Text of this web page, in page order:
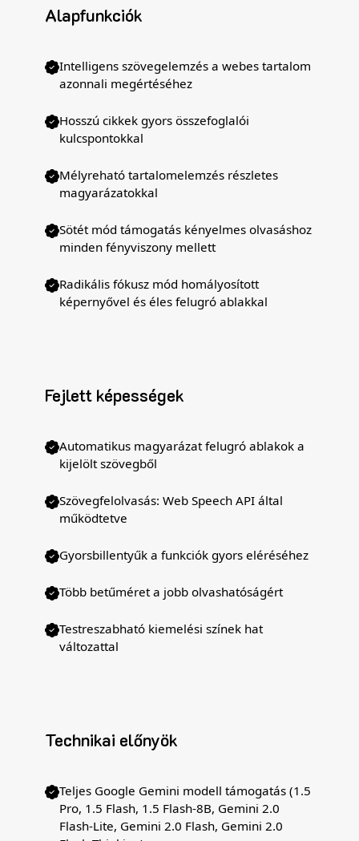
Alapfunkciók
Intelligens szövegelemzés a webes tartalom
azonnali megértéséhez
Hosszú cikkek gyors összefoglalói
kulcspontokkal
Mélyreható tartalomelemzés részletes
magyarázatokkal
Sötét mód támogatás kényelmes olvasáshoz
minden fényviszony mellett
Radikális fókusz mód homályosított
képernyővel és éles felugró ablakkal
Fejlett képességek
Automatikus magyarázat felugró ablakok a
kijelölt szövegből
Szövegfelolvasás: Web Speech API által
működtetve
Gyorsbillentyűk a funkciók gyors eléréséhez
Több betűméret a jobb olvashatóságért
Testreszabható kiemelési színek hat
változattal
Technikai előnyök
Teljes Google Gemini modell támogatás (1.5
Pro, 1.5 Flash, 1.5 Flash-8B, Gemini 2.0
Flash-Lite, Gemini 2.0 Flash, Gemini 2.0